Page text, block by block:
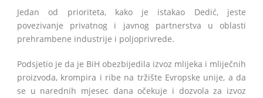
Jedan od prioriteta, kako je istakao Dedić, jeste
povezivanje privatnog i javnog partnerstva u oblasti
prehrambene industrije i poljoprivrede.
Podsjetio je da je BiH obezbijedila izvoz mlijeka i mliječnih
proizvoda, krompira i ribe na tržište Evropske unije, a da
se u narednih mjesec dana očekuje i dozvola za izvoz